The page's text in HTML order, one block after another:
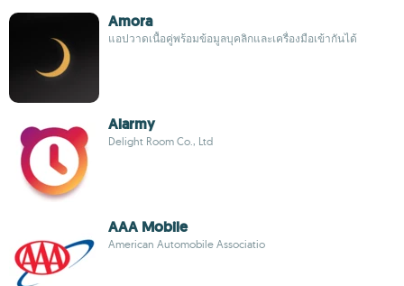
Amora
แอปวาดเนื้อคู่พร้อมข้อมูลบุคลิกและเครื่องมือเข้ากันได้
Alarmy
Delight Room Co., Ltd
AAA Mobile
American Automobile Associatio